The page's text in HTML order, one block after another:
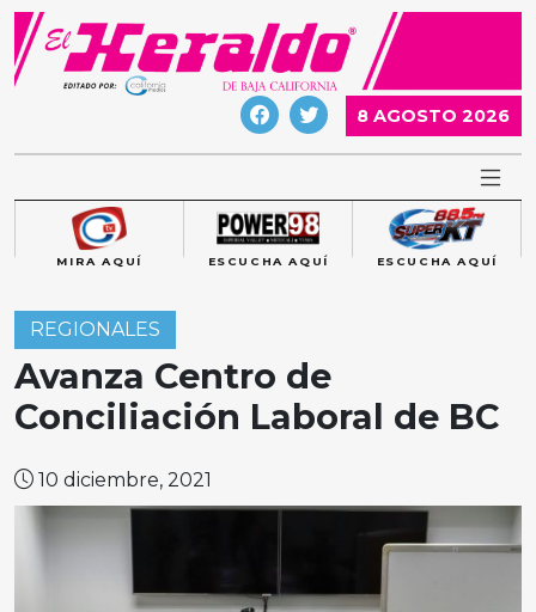
Skip
content
8 AGOSTO 2026
MIRA AQUÍ ESCUCHA AQUÍ ESCUCHA AQUÍ
REGIONALES
Avanza Centro de
Conciliación Laboral de BC
10 diciembre, 2021